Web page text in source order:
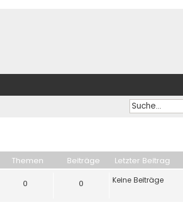
Themen Beiträge Letzter Beitrag
0 0 Keine Beiträge